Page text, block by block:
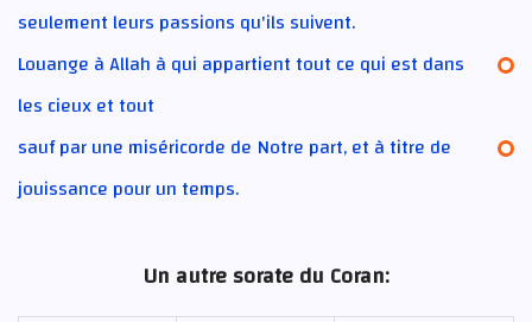
seulement leurs passions qu'ils suivent.
Louange à Allah à qui appartient tout ce qui est dans
les cieux et tout
sauf par une miséricorde de Notre part, et à titre de
jouissance pour un temps.
Un autre sorate du Coran: